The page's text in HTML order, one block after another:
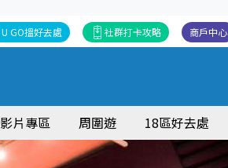
商戶中心
社群打卡攻略
U GO搵好去處
影片專區 周圍遊 18區好去處